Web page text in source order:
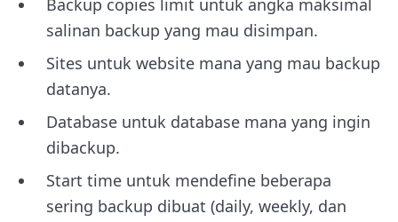
Backup copies limit untuk angka maksimal
salinan backup yang mau disimpan.
Sites untuk website mana yang mau backup
datanya.
Database untuk database mana yang ingin
dibackup.
Start time untuk mendefine beberapa
sering backup dibuat (daily, weekly, dan